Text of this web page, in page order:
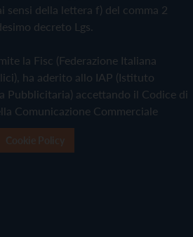
sensi della lettera f) del comma 2
decreto Lgs.
la Fisc (Federazione Italiana
ha aderito allo IAP (Istituto
Pubblicitaria) accettando il Codice di
Comunicazione Commerciale